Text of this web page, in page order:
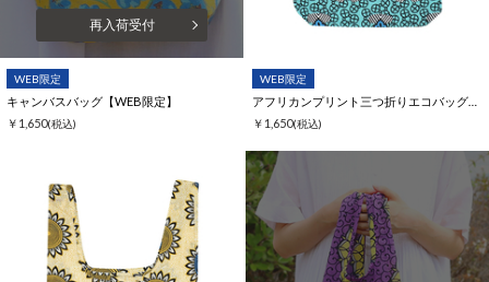
再入荷受付
WEB限定
キャンバスバッグ【WEB限定】
￥1,650(税込)
WEB限定
￥1,650(税込)